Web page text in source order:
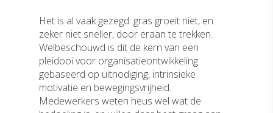
Het is al vaak gezegd: gras groeit niet, en
zeker niet sneller, door eraan te trekken.
Welbeschouwd is dit de kern van een
pleidooi voor organisatieontwikkeling
gebaseerd op uitnodiging, intrinsieke
motivatie en bewegingsvrijheid.
Medewerkers weten heus wel wat de